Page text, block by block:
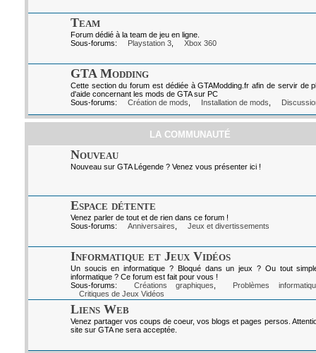
Team
Forum dédié à la team de jeu en ligne.
Sous-forums:
Playstation 3, Xbox 360
GTA Modding
Cette section du forum est dédiée à GTAModding.fr afin de servir de
d'aide concernant les mods de GTA sur PC
Sous-forums:
Création de mods Installation de mods
LA COMMUNAUTÉ
Nouveau
Nouveau sur GTA Légende ? Venez vous présenter ici !
Espace détente
Venez parler de tout et de rien dans ce forum !
Sous-forums:
Anniversaires Jeux et divertissements
Informatique et Jeux Vidéos
Un soucis en informatique ? Bloqué dans un jeux ? Ou tout
informatique ? Ce forum est fait pour vous !
Sous-forums:
Créations graphiques
Problèmes
Critiques de Jeux Vidéos
Liens Web
Venez partager vos coups de coeur, vos blogs et pages persos.
site sur GTA ne sera acceptée.